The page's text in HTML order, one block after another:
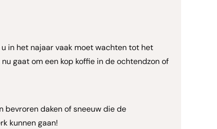
in het najaar vaak moet wachten tot het
gaat om een kop koffie in de ochtendzon of
bevroren daken of sneeuw die de
kunnen gaan!